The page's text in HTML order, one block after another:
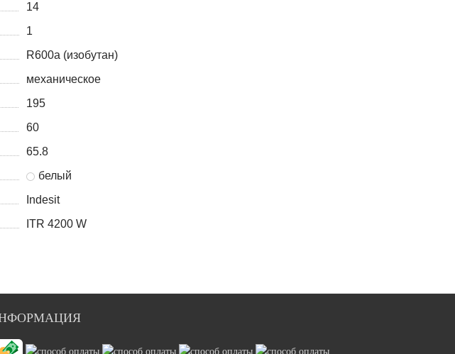
14
1
R600a (изобутан)
механическое
195
60
65.8
белый
Indesit
ITR 4200 W